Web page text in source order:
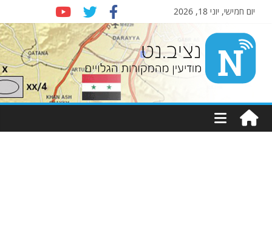
יום חמישי, יוני 18, 2026
Nziv.net
מודיעין
מהמקורות